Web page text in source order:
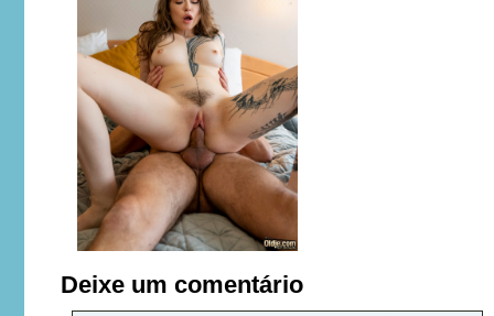
Deixe um comentário